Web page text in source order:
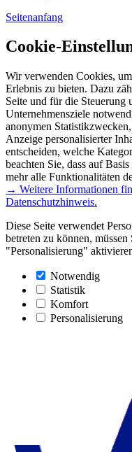
Seitenanfang
Cookie-
Wir verwenden Cookies,
Erlebnis zu bieten. Dazu
Seite und für die Steuerung
Unternehmensziele
anonymen
Anzeige personalisierter
entscheiden, welche
beachten Sie, dass auf
mehr alle Funktionalitäten
→ Weitere Informationen
Datenschutzhinweis.
Diese Seite verwendet
betreten zu können,
"Personalisierung"
Notwendig
Statistik
Komfort
Personalisierung